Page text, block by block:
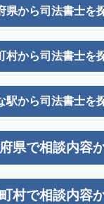
県から司法書士を
村から司法書士を
駅から司法書士を
県で相談内容
村で相談内容